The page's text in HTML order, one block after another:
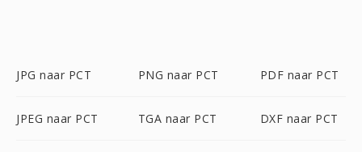
JPG naar PCT PNG naar PCT PDF naar PCT
JPEG naar PCT TGA naar PCT DXF naar PCT